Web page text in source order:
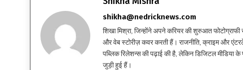
shikha@nedricknews.com
शिखा मिश्रा, जिन्होंने अपने करियर की शुरुआत
और वेब स्टोरीज़ कवर करती हैं। राजनीति, क्राइम और
पब्लिक रिलेशन्स की पढ़ाई की है, लेकिन डिजिटल मीडिया
जुड़ी हुई हैं।